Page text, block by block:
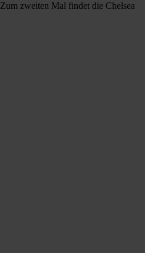
zweiten Mal findet die Chelsea